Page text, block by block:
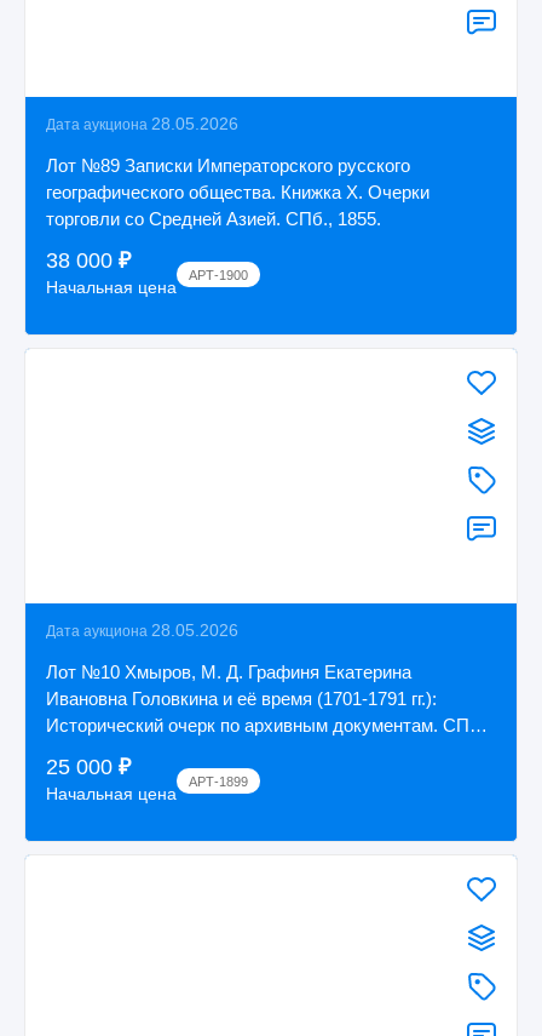
Дата аукциона 28.05.2026
Лот №89 Записки Императорского русского
географического общества. Книжка Х. Очерки
торговли со Средней Азией. СПб., 1855.
38 000 ₽
Начальная цена
АРТ-1900
Дата аукциона 28.05.2026
Лот №10 Хмыров, М. Д. Графиня Екатерина
Ивановна Головкина и её время (1701-1791 гг.):
Исторический очерк по архивным документам. СПб.:
25 000 ₽
Начальная цена
АРТ-1899